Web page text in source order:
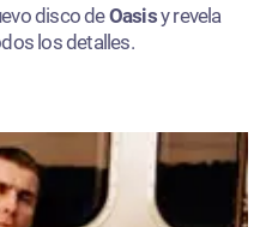
disco deOasisy revela
los detalles.